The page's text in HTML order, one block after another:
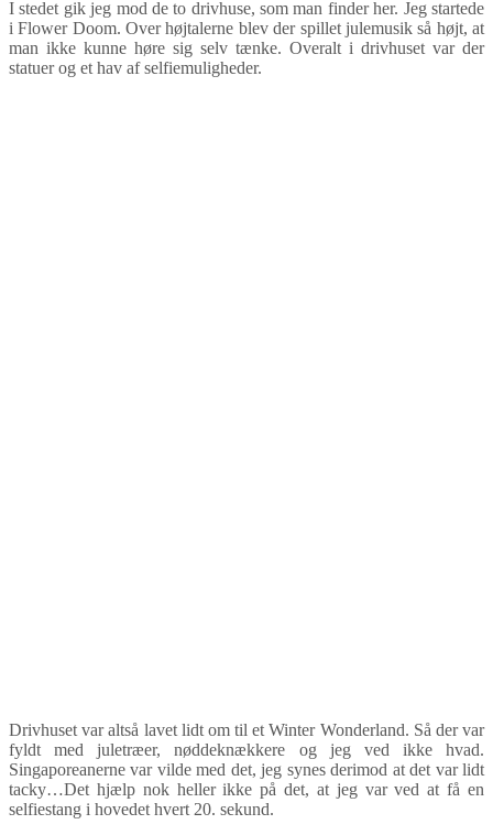
I stedet gik jeg mod de to drivhuse, som man finder her. Jeg startede
i Flower Doom. Over højtalerne blev der spillet julemusik så højt, at
man ikke kunne høre sig selv tænke. Overalt i drivhuset var der
statuer og et hav af selfiemuligheder.
Drivhuset var altså lavet lidt om til et Winter Wonderland. Så der var
fyldt med juletræer, nøddeknækkere og jeg ved ikke hvad.
Singaporeanerne var vilde med det, jeg synes derimod at det var lidt
tacky…Det hjælp nok heller ikke på det, at jeg var ved at få en
selfiestang i hovedet hvert 20. sekund.